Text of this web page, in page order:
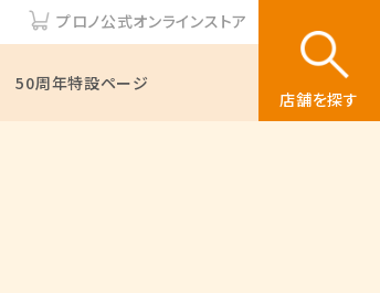
プロノ公式オンラインストア
50周年特設ページ
店舗を探す